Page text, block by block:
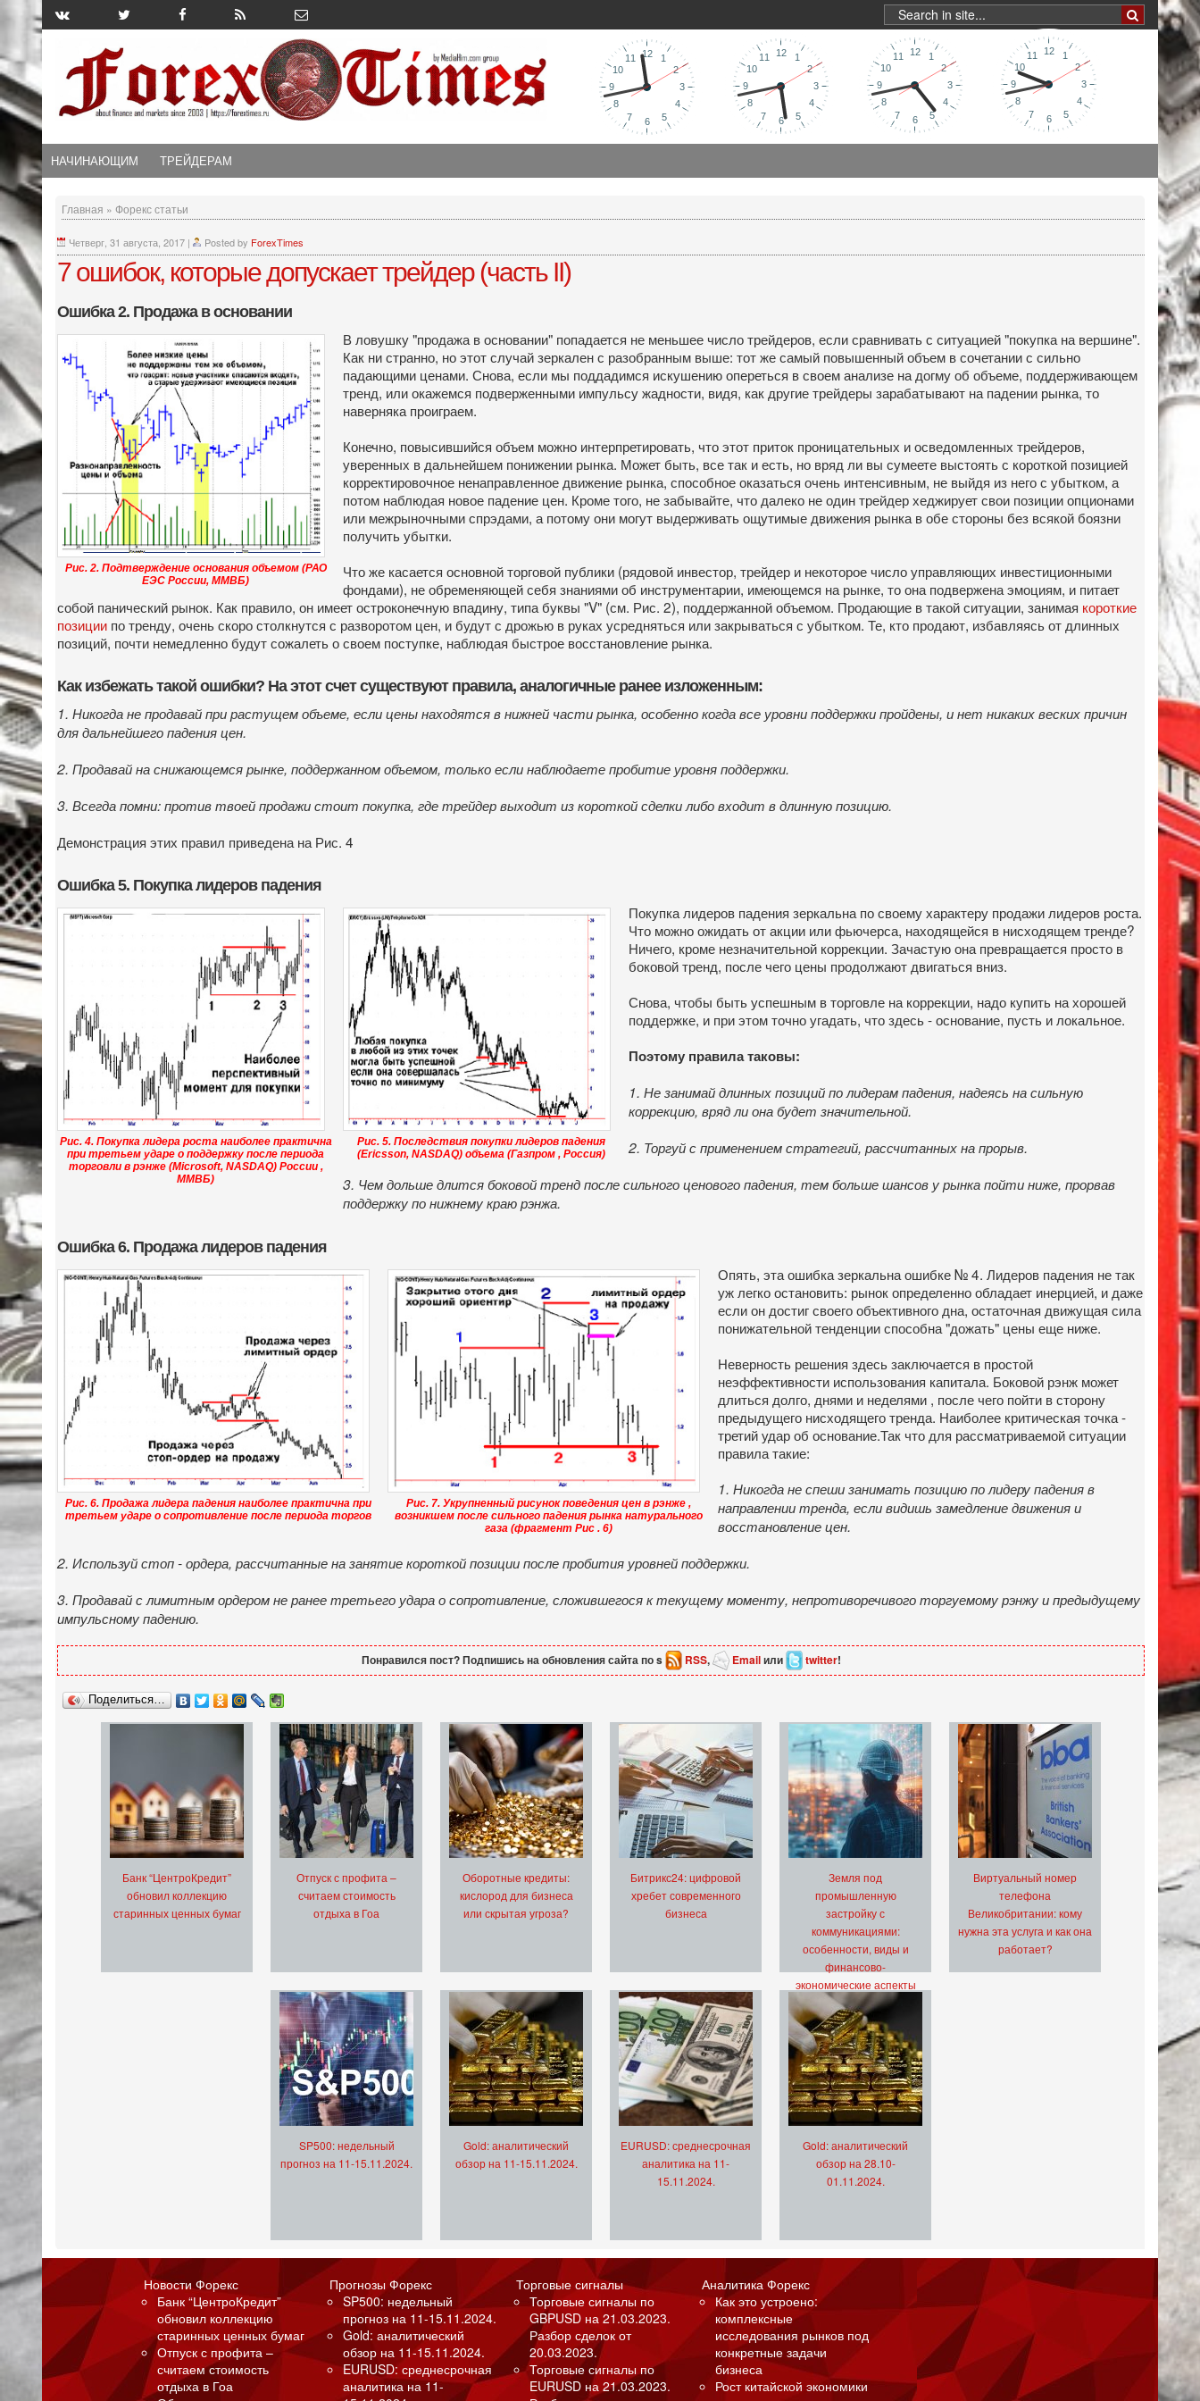
НАЧИНАЮЩИМ ТРЕЙДЕРАМ
Главная » Форекс статьи
Четверг, 31 августа, 2017 | Posted by ForexTimes
7 ошибок, которые допускает трейдер (часть II)
Ошибка 2. Продажа в основании
Рис. 2. Подтверждение основания объемом (РАО
ЕЭС России, ММВБ)
В ловушку "продажа в основании" попадается не меньшее число трейдеров, если сравнивать с ситуацией "покупка на вершине".
Как ни странно, но этот случай зеркален с разобранным выше: тот же самый повышенный объем в сочетании с сильно
падающими ценами. Снова, если мы поддадимся искушению опереться в своем анализе на догму об объеме, поддерживающем
тренд, или окажемся подверженными импульсу жадности, видя, как другие трейдеры зарабатывают на падении рынка, то
наверняка проиграем.
Конечно, повысившийся объем можно интерпретировать, что этот приток проницательных и осведомленных трейдеров,
уверенных в дальнейшем понижении рынка. Может быть, все так и есть, но вряд ли вы сумеете выстоять с короткой позицией
корректировочное ненаправленное движение рынка, способное оказаться очень интенсивным, не выйдя из него с убытком, а
потом наблюдая новое падение цен. Кроме того, не забывайте, что далеко не один трейдер хеджирует свои позиции опционами
или межрыночными спрэдами, а потому они могут выдерживать ощутимые движения рынка в обе стороны без всякой боязни
получить убытки.
Что же касается основной торговой публики (рядовой инвестор, трейдер и некоторое число управляющих инвестиционными
фондами), не обременяющей себя знаниями об инструментарии, имеющемся на рынке, то она подвержена эмоциям, и питает
собой панический рынок. Как правило, он имеет остроконечную впадину, типа буквы "V" (см. Рис. 2), поддержанной объемом. Продающие в такой ситуации, занимая короткие
позиции по тренду, очень скоро столкнутся с разворотом цен, и будут с дрожью в руках усредняться или закрываться с убытком. Те, кто продают, избавляясь от длинных
позиций, почти немедленно будут сожалеть о своем поступке, наблюдая быстрое восстановление рынка.
Как избежать такой ошибки? На этот счет существуют правила, аналогичные ранее изложенным:
1. Никогда не продавай при растущем объеме, если цены находятся в нижней части рынка, особенно когда все уровни поддержки пройдены, и нет никаких веских причин
для дальнейшего падения цен.
2. Продавай на снижающемся рынке, поддержанном объемом, только если наблюдаете пробитие уровня поддержки.
3. Всегда помни: против твоей продажи стоит покупка, где трейдер выходит из короткой сделки либо входит в длинную позицию.
Демонстрация этих правил приведена на Рис. 4
Ошибка 5. Покупка лидеров падения
Рис. 4. Покупка лидера роста наиболее практична
при третьем ударе о поддержку после периода
торговли в рэнже (Microsoft, NASDAQ) России ,
ММВБ)
Рис. 5. Последствия покупки лидеров падения
(Ericsson, NASDAQ) объема (Газпром , Россия)
Покупка лидеров падения зеркальна по своему характеру продажи лидеров роста.
Что можно ожидать от акции или фьючерса, находящейся в нисходящем тренде?
Ничего, кроме незначительной коррекции. Зачастую она превращается просто в
боковой тренд, после чего цены продолжают двигаться вниз.
Снова, чтобы быть успешным в торговле на коррекции, надо купить на хорошей
поддержке, и при этом точно угадать, что здесь - основание, пусть и локальное.
Поэтому правила таковы:
1. Не занимай длинных позиций по лидерам падения, надеясь на сильную
коррекцию, вряд ли она будет значительной.
2. Торгуй с применением стратегий, рассчитанных на прорыв.
3. Чем дольше длится боковой тренд после сильного ценового падения, тем больше шансов у рынка пойти ниже, прорвав
поддержку по нижнему краю рэнжа.
Ошибка 6. Продажа лидеров падения
Рис. 6. Продажа лидера падения наиболее практична при
третьем ударе о сопротивление после периода торгов
Рис. 7. Укрупненный рисунок поведения цен в рэнже ,
возникшем после сильного падения рынка натурального
газа (фрагмент Рис . 6)
Опять, эта ошибка зеркальна ошибке № 4. Лидеров падения не так
уж легко остановить: рынок определенно обладает инерцией, и даже
если он достиг своего объективного дна, остаточная движущая сила
понижательной тенденции способна "дожать" цены еще ниже.
Неверность решения здесь заключается в простой
неэффективности использования капитала. Боковой рэнж может
длиться долго, днями и неделями , после чего пойти в сторону
предыдущего нисходящего тренда. Наиболее критическая точка -
третий удар об основание.Так что для рассматриваемой ситуации
правила такие:
1. Никогда не спеши занимать позицию по лидеру падения в
направлении тренда, если видишь замедление движения и
восстановление цен.
2. Используй стоп - ордера, рассчитанные на занятие короткой позиции после пробития уровней поддержки.
3. Продавай с лимитным ордером не ранее третьего удара о сопротивление, сложившегося к текущему моменту, непротиворечивого торгуемому рэнжу и предыдущему
импульсному падению.
Понравился пост? Подпишись на обновления сайта по s RSS, Emailили twitter!
Поделиться…
Банк “ЦентроКредит”
обновил коллекцию
старинных ценных бумаг
Отпуск с профита –
считаем стоимость
отдыха в Гоа
Оборотные кредиты:
кислород для бизнеса
или скрытая угроза?
Битрикс24: цифровой
хребет современного
бизнеса
Земля под
промышленную
застройку с
коммуникациями:
особенности, виды и
финансово-
экономические аспекты
Виртуальный номер
телефона
Великобритании: кому
нужна эта услуга и как она
работает?
SP500: недельный
прогноз на 11-15.11.2024.
Gold: аналитический
обзор на 11-15.11.2024.
EURUSD: среднесрочная
аналитика на 11-
15.11.2024.
Gold: аналитический
обзор на 28.10-
01.11.2024.
Новости Форекс
Банк “ЦентроКредит”
обновил коллекцию
старинных ценных бумаг
Отпуск с профита –
считаем стоимость
отдыха в Гоа
Прогнозы Форекс
SP500: недельный
прогноз на 11-15.11.2024.
Gold: аналитический
обзор на 11-15.11.2024.
EURUSD: среднесрочная
аналитика на 11-
Торговые сигналы
Торговые сигналы по
GBPUSD на 21.03.2023.
Разбор сделок от
20.03.2023.
Торговые сигналы по
EURUSD на 21.03.2023.
Аналитика Форекс
Как это устроено:
комплексные
исследования рынков под
конкретные задачи
бизнеса
Рост китайской экономики